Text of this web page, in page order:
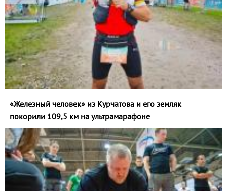
«Железный человек» из Курчатова и его земляк
покорили 109,5 км на ультрамарафоне